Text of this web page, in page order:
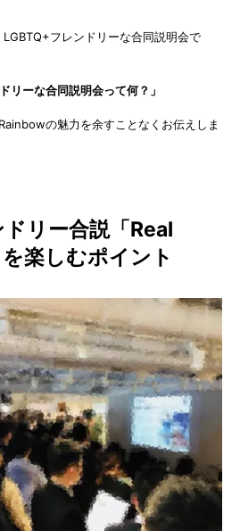
LGBTQ+フレンドリーな合同説明会で
リーな合同説明会って何？」
の魅力を余すことなくお伝えしま
リー合説「Real
楽しむポイント